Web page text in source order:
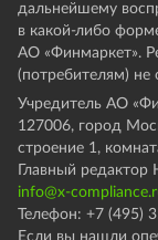
дальнейшему
в какой-либо
АО «Финмаркет».
(потребителям) не
Учредитель АО
127006, город
строение 1,
Главный редактор
info@x-
Телефон: +7 (495)
Если вы нашли